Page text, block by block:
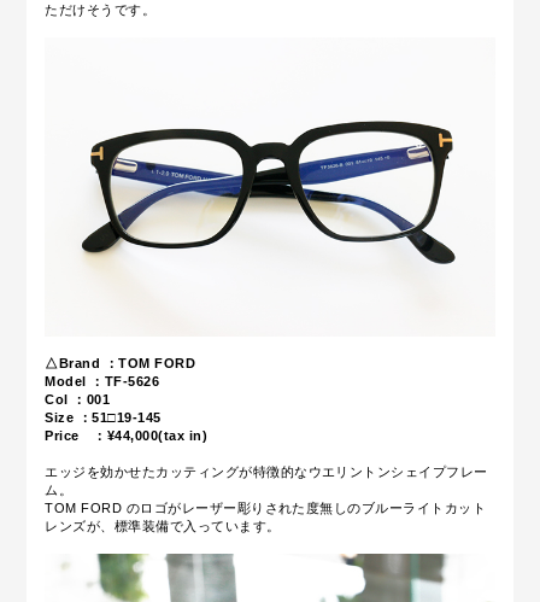
ただけそうです。
△Brand ：TOM FORD
Model ：TF-5626
Col ：001
Size ：51□19-145
Price ：¥44,000(tax in)
エッジを効かせたカッティングが特徴的なウエリントンシェイプフレー
ム。
TOM FORD のロゴがレーザー彫りされた度無しのブルーライトカット
レンズが、標準装備で入っています。